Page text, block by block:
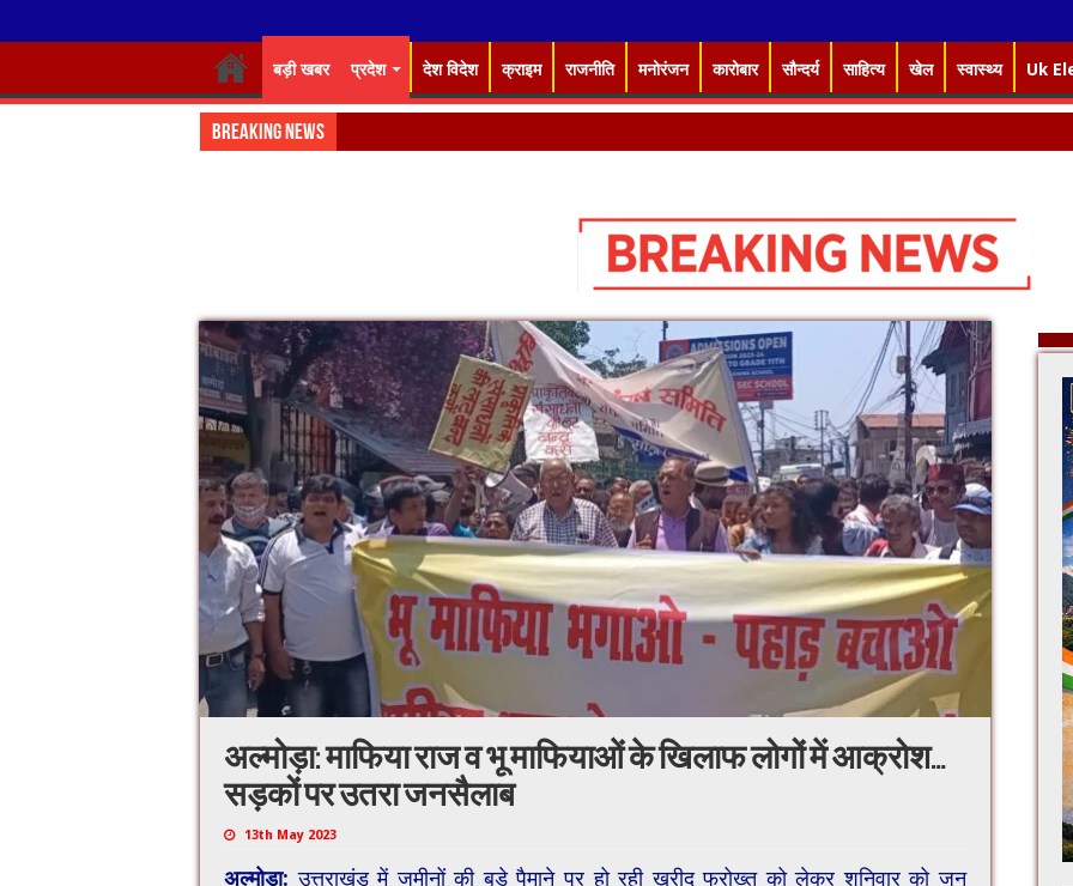
बड़ी खबर प्रदेश देश विदेश क्राइम राजनीति मनोरंजन कारोबार सौन्दर्य साहित्य खेल स्वास्थ्य Uk
Breaking News
अल्मोड़ा: माफिया राज व भू माफियाओं के खिलाफ लोगों में आक्रोश…
सड़कों पर उतरा जनसैलाब
13th May 2023
अल्मोड़ा: उत्तराखंड में जमीनों की बड़े पैमाने पर हो रही खरीद फरोख्त को लेकर शनिवार को जन